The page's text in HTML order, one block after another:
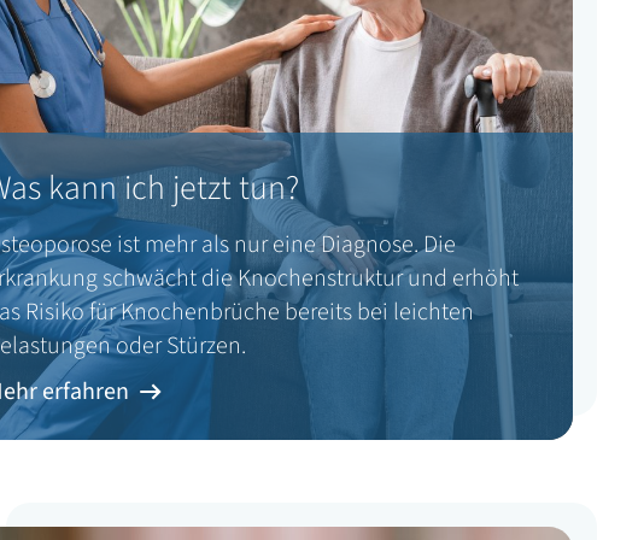
kann ich jetzt tun?
ist mehr als nur eine Diagnose. Die
schwächt die Knochenstruktur und erhöht
Risiko für Knochenbrüche bereits bei leichten
oder Stürzen.
erfahren